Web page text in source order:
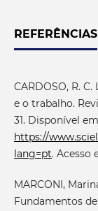
REFERÊNCIAS
CARDOSO, R.
e o trabalho.
31. Disponível
https://
lang=pt. Acesso
MARCONI,
Fundamentos